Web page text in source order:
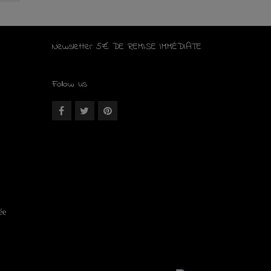
Newsletter 5€ DE REMISE IMMÉDIATE
Follow us